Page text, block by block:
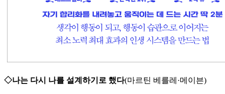
◇나는 다시 나를 설계하기로 했다(마르틴 베를레·메이븐)